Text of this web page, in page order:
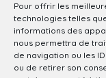
Pour offrir les
technologies telles
informations des
nous permettra de
de navigation ou les
ou de retirer son
Centre Médical
49 Bis Rue de